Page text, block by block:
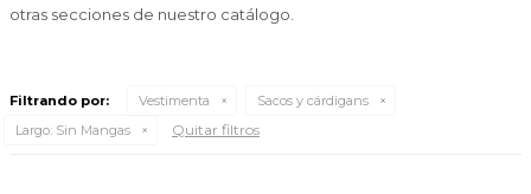
otras secciones de nuestro catálogo.
Filtrando por: Vestimenta
Sacos y cárdigans
Largo: Sin Mangas Quitar filtros